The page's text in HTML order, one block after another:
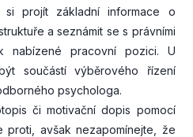
si projít základní informace o
a seznámit se s právními
nabízené pracovní pozici. U
součástí výběrového řízení
psychologa.
či motivační dopis pomocí
proti, avšak nezapomínejte, že